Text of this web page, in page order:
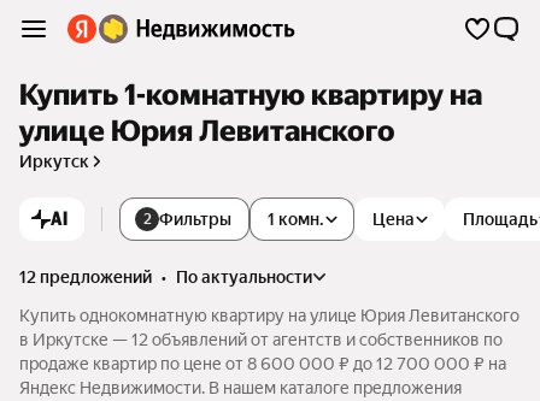
Купить 1-комнатную квартиру на
улице Юрия Левитанского
Иркутск
AI 2 Фильтры 1 комн. Цена Площадь
12 предложений •
по актуальности
Купить однокомнатную квартиру на улице Юрия Левитанского
в Иркутске — 12 объявлений от агентств и собственников по
продаже квартир по цене от 8 600 000 ₽ до 12 700 000 ₽ на
Яндекс Недвижимости. В нашем каталоге предложения